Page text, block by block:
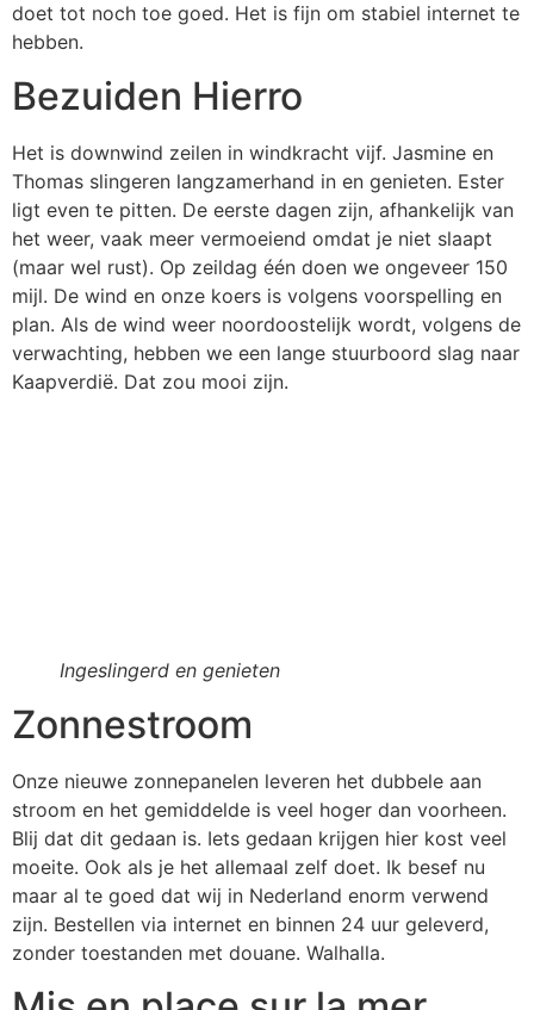
doet tot noch toe goed. Het is fijn om stabiel internet te
hebben.
Bezuiden Hierro
Het is downwind zeilen in windkracht vijf. Jasmine en
Thomas slingeren langzamerhand in en genieten. Ester
ligt even te pitten. De eerste dagen zijn, afhankelijk van
het weer, vaak meer vermoeiend omdat je niet slaapt
(maar wel rust). Op zeildag één doen we ongeveer 150
mijl. De wind en onze koers is volgens voorspelling en
plan. Als de wind weer noordoostelijk wordt, volgens de
verwachting, hebben we een lange stuurboord slag naar
Kaapverdië. Dat zou mooi zijn.
Ingeslingerd en genieten
Zonnestroom
Onze nieuwe zonnepanelen leveren het dubbele aan
stroom en het gemiddelde is veel hoger dan voorheen.
Blij dat dit gedaan is. Iets gedaan krijgen hier kost veel
moeite. Ook als je het allemaal zelf doet. Ik besef nu
maar al te goed dat wij in Nederland enorm verwend
zijn. Bestellen via internet en binnen 24 uur geleverd,
zonder toestanden met douane. Walhalla.